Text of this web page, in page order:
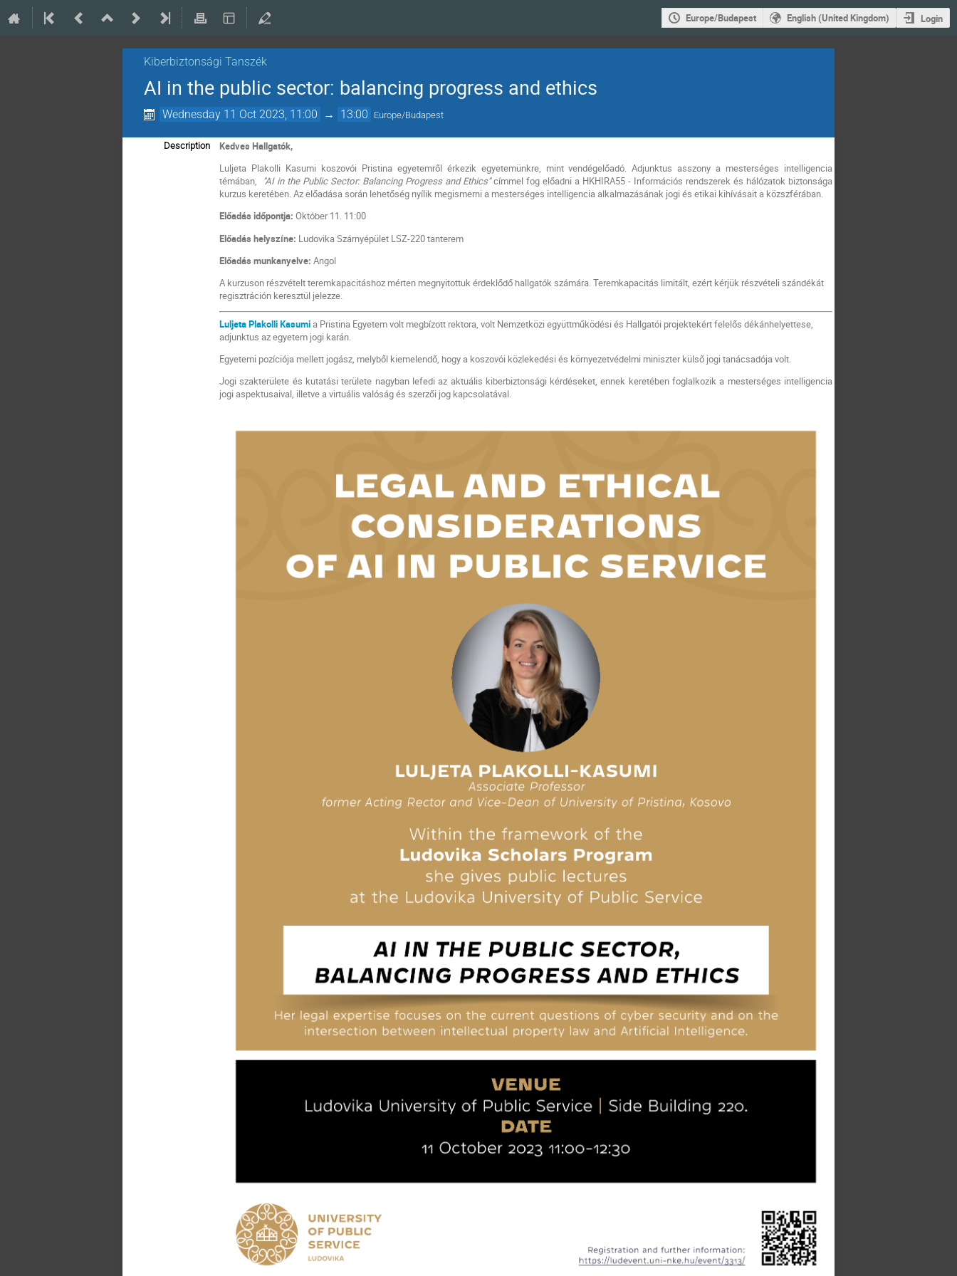
Europe/Budapest English (United Kingdom) Login
Kiberbiztonsági Tanszék
AI in the public sector: balancing progress and ethics
Wednesday 11 Oct 2023, 11:00 → 13:00 Europe/Budapest
Description
Kedves Hallgatók,
Luljeta Plakolli Kasumi koszovói Pristina egyetemről érkezik egyetemünkre, mint vendégelőadó. Adjunktus asszony a mesterséges intelligencia
témában,
"AI in the Public Sector: Balancing Progress and Ethics"címmel fog előadni a HKHIRA55 - Információs rendszerek és hálózatok biztonsága
kurzus keretében. Az előadása során lehetőség nyílik megismerni a mesterséges intelligencia alkalmazásának jogi és etikai kihívásait a közszférában.
Előadás időpontja: Október 11. 11:00
Előadás helyszíne: Ludovika Szárnyépület LSZ-220 tanterem
Előadás munkanyelve:Angol
A kurzuson részvételt teremkapacitáshoz mérten megnyitottuk érdeklődő hallgatók számára. Teremkapacitás limitált, ezért kérjük részvételi szándékát
regisztráción keresztül jelezze.
Luljeta Plakolli Kasumia Pristina Egyetem volt megbízott rektora, volt Nemzetközi együttműködési és Hallgatói projektekért felelős dékánhelyettese,
adjunktus az egyetem jogi karán.
Egyetemi pozíciója mellett jogász, melyből kiemelendő, hogy a koszovói közlekedési és környezetvédelmi miniszter külső jogi tanácsadója volt.
Jogi szakterülete és kutatási területe nagyban lefedi az aktuális kiberbiztonsági kérdéseket, ennek keretében foglalkozik a mesterséges intelligencia
jogi aspektusaival, illetve a virtuális valóság és szerzői jog kapcsolatával.